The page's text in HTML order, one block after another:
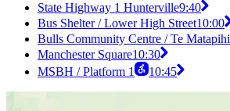
State Highway 1 Hunterville9:40
Bus Shelter / Lower High Street10:00
Bulls Community Centre / Te Matapihi
Manchester Square10:30
MSBH / Platform 1
10:45